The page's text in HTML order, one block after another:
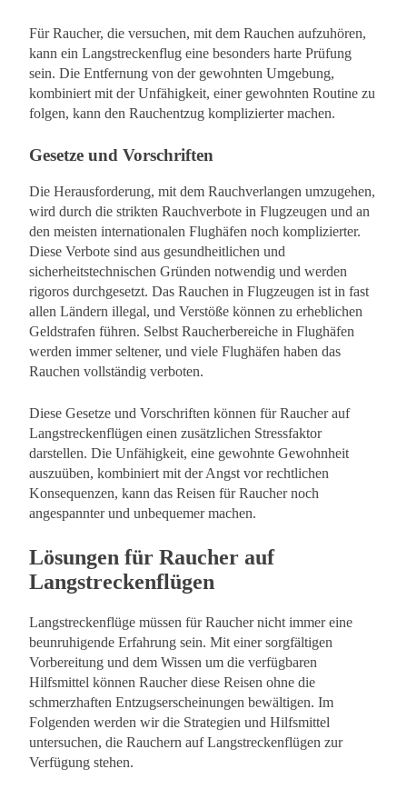
Für Raucher, die versuchen, mit dem Rauchen aufzuhören,
kann ein Langstreckenflug eine besonders harte Prüfung
sein. Die Entfernung von der gewohnten Umgebung,
kombiniert mit der Unfähigkeit, einer gewohnten Routine zu
folgen, kann den Rauchentzug komplizierter machen.
Gesetze und Vorschriften
Die Herausforderung, mit dem Rauchverlangen umzugehen,
wird durch die strikten Rauchverbote in Flugzeugen und an
den meisten internationalen Flughäfen noch komplizierter.
Diese Verbote sind aus gesundheitlichen und
sicherheitstechnischen Gründen notwendig und werden
rigoros durchgesetzt. Das Rauchen in Flugzeugen ist in fast
allen Ländern illegal, und Verstöße können zu erheblichen
Geldstrafen führen. Selbst Raucherbereiche in Flughäfen
werden immer seltener, und viele Flughäfen haben das
Rauchen vollständig verboten.
Diese Gesetze und Vorschriften können für Raucher auf
Langstreckenflügen einen zusätzlichen Stressfaktor
darstellen. Die Unfähigkeit, eine gewohnte Gewohnheit
auszuüben, kombiniert mit der Angst vor rechtlichen
Konsequenzen, kann das Reisen für Raucher noch
angespannter und unbequemer machen.
Lösungen für Raucher auf
Langstreckenflügen
Langstreckenflüge müssen für Raucher nicht immer eine
beunruhigende Erfahrung sein. Mit einer sorgfältigen
Vorbereitung und dem Wissen um die verfügbaren
Hilfsmittel können Raucher diese Reisen ohne die
schmerzhaften Entzugserscheinungen bewältigen. Im
Folgenden werden wir die Strategien und Hilfsmittel
untersuchen, die Rauchern auf Langstreckenflügen zur
Verfügung stehen.